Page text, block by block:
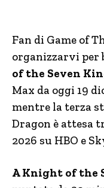
Fan di Game of
organizzarvi per
of the Seven
Max da oggi 19
mentre la terza
Dragon è attesa
2026 su HBO e
A Knight of the